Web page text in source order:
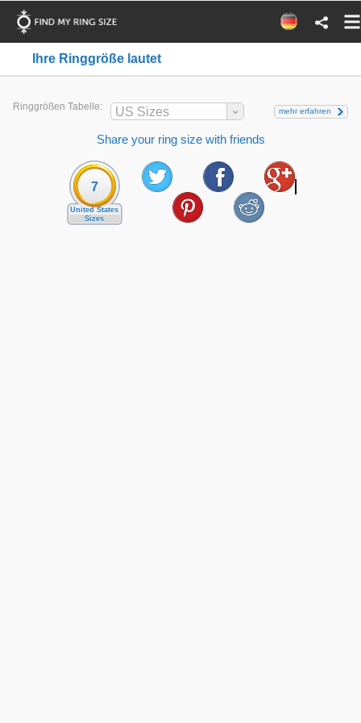
Ihre Ringgröße lautet
Ringgrößen Tabelle: US Sizes mehr erfahren
Share your ring size with friends
7
United States
Sizes